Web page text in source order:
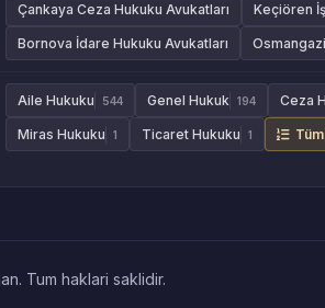
Çankaya Ceza Hukuku Avukatları Keçiören
Bornova İdare Hukuku Avukatları
Aile Hukuku 544 Genel Hukuk 194 Ceza
Miras Hukuku 1 Ticaret Hukuku 1
Tum haklari saklidir.